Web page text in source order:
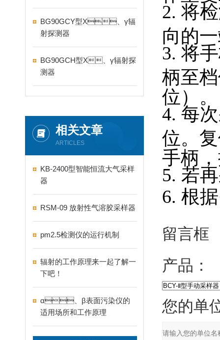
BG90GCY型X、γ辐
射探测器
BG90GCH型X、γ辐射探
测器
相关文章
ARTICLES
KB-2400型智能恒流大气采样
器
RSM-09 放射性气溶胶采样器
pm2.5检测仪的运行机制
辐射的工作原理来一起了解一
下吧！
α、β表面污染仪的
适用场所和工作原理
2. 将
向的一
3. 将
柄至
位）。
4. 每次
位
手柄
5. 若
6. 根据
留言框
产品：
您的单位